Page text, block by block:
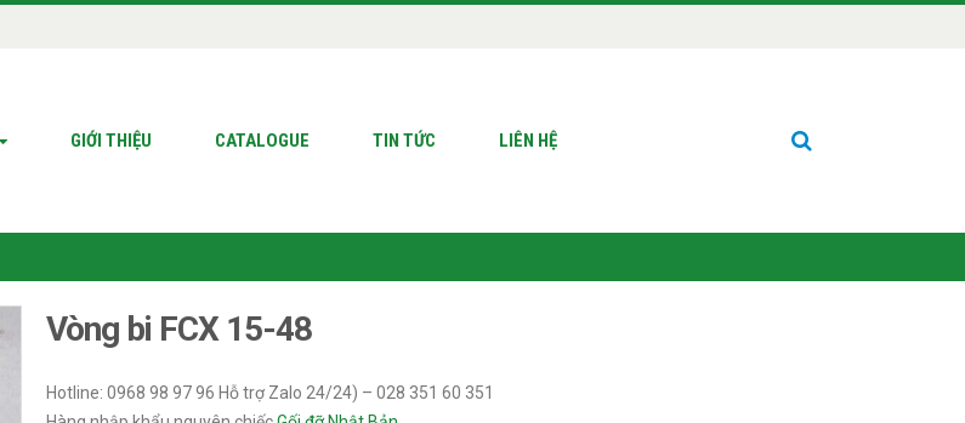
GIỚI THIỆU CATALOGUE TIN TỨC LIÊN HỆ
Vòng bi FCX 15-48
Hotline: 0968 98 97 96 Hỗ trợ Zalo 24/24) – 028 351 60 351